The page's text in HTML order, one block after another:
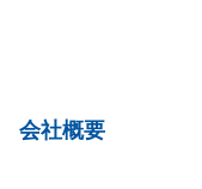
会社概要